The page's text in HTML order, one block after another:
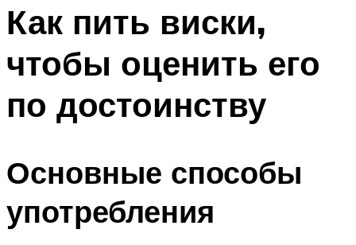
Как пить виски,
чтобы оценить его
по достоинству
Основные способы
употребления